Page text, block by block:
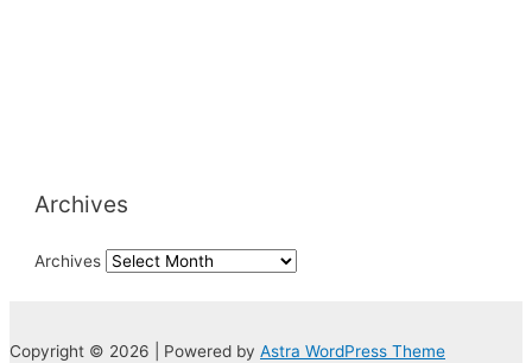
Archives
Archives
Copyright © 2026 | Powered by Astra WordPress Theme